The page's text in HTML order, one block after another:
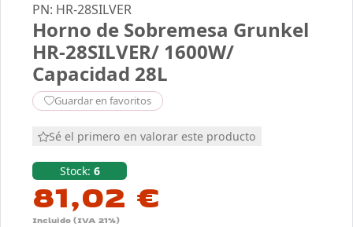
PN: HR-28SILVER
Horno de Sobremesa Grunkel
HR-28SILVER/ 1600W/
Capacidad 28L
Guardar en favoritos
Sé el primero en valorar este producto
Stock: 6
81,02 €
Incluido (IVA 21%)